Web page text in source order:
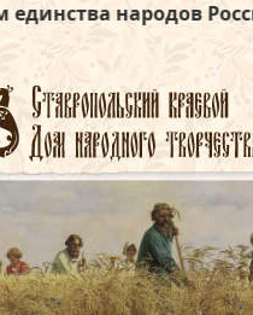
народов России